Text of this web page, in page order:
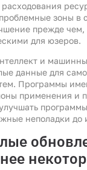
зоны в
прежде чем,
для юзеров.
и
данные для
Программы
применения и
неполадки до